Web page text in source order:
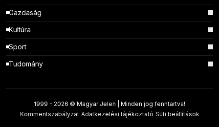
Gazdaság
Kultúra
Sport
Tudomány
1999 - 2026 © Magyar Jelen | Minden jog fenntartva!
Kommentszabályzat Adatkezelési tájékoztató Süti beállítások